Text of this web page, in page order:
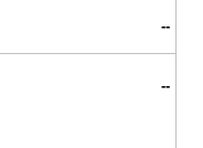
--
--